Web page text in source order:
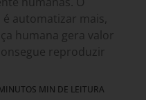
automatizar mais,
humana gera valor
reproduzir
MIN DE LEITURA